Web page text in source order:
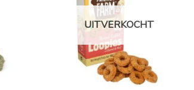
UITVERKOCHT